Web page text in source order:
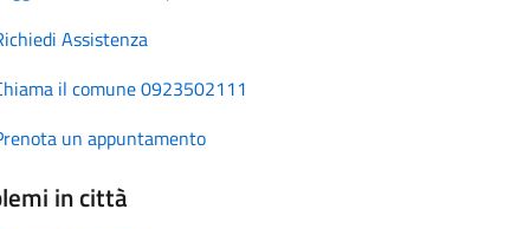
Assistenza
il comune 0923502111
un appuntamento
in città